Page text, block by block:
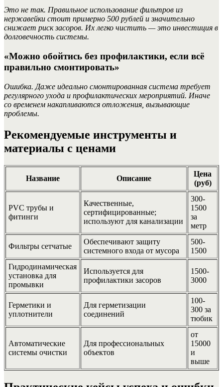
Это не так. Правильное использование фильтров из
нержавейки стоит примерно 500 рублей и значительно
снижает риск засоров. Их легко чистить — это инвестиция в
долговечность системы.
«Можно обойтись без профилактики, если всё
правильно смонтировать»
Ошибка. Даже идеально смонтированная система требует
регулярного ухода и профилактических мероприятий. Иначе
со временем накапливаются отложения, вызывающие
проблемы.
Рекомендуемые инструменты и
материалы с ценами
Название Описание
Цена
(руб)
PVC трубы и
фитинги
Качественные,
сертифицированные;
используют для канализации
300-
1500
за
метр
Фильтры сетчатые
Обеспечивают защиту
системного входа от мусора
500-
1500
Гидродинамическая
установка для
промывки
Используется для
профилактики засоров
1500-
3000
Герметики и
уплотнители
Для герметизации
соединений
100-
300 за
тюбик
Автоматические
системы очистки
Для профессиональных
объектов
от
15000
и
выше